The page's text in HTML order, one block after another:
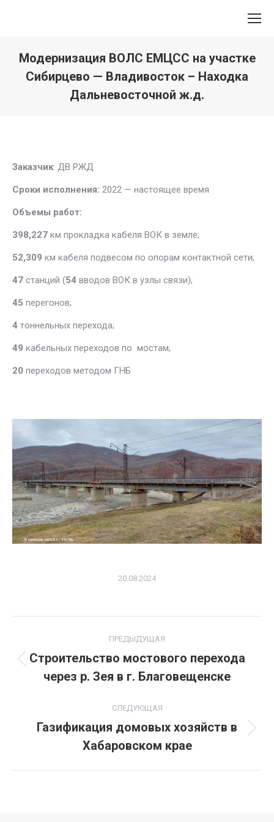
Модернизация ВОЛС ЕМЦСС на участке
Сибирцево — Владивосток – Находка
Дальневосточной ж.д.
Заказчик: ДВ РЖД
Сроки исполнения: 2022 — настоящее время
Объемы работ:
398,227 км прокладка кабеля ВОК в земле;
52,309 км кабеля подвесом по опорам контактной сети;
47 станций (54 вводов ВОК в узлы связи);
45 перегонов;
4 тоннельных перехода;
49 кабельных переходов по мостам;
20 переходов методом ГНБ
20.08.2024
navigation
ПРЕДЫДУЩАЯ
Previous
project:
Строительство мостового перехода
через р. Зея в г. Благовещенске
СЛЕДУЮЩАЯ
Next
project:
Газификация домовых хозяйств в
Хабаровском крае